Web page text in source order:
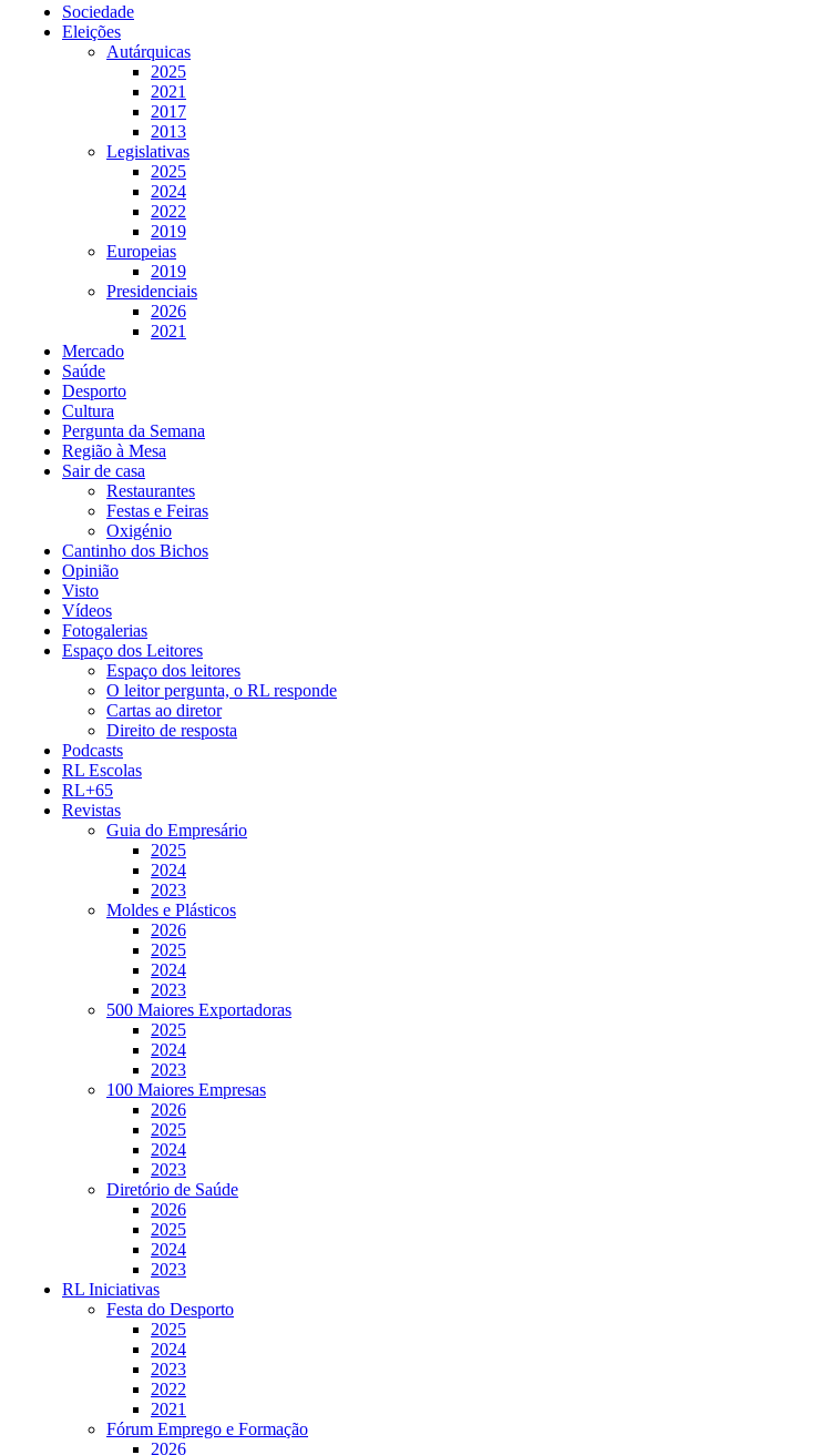
Sociedade
Eleições
Autárquicas
2025
2021
2017
2013
Legislativas
2025
2024
2022
2019
Europeias
2019
Presidenciais
2026
2021
Mercado
Saúde
Desporto
Cultura
Pergunta da Semana
Região à Mesa
Sair de casa
Restaurantes
Festas e Feiras
Oxigénio
Cantinho dos Bichos
Opinião
Visto
Vídeos
Fotogalerias
Espaço dos Leitores
Espaço dos leitores
O leitor pergunta, o RL responde
Cartas ao diretor
Direito de resposta
Podcasts
RL Escolas
RL+65
Revistas
Guia do Empresário
2025
2024
2023
Moldes e Plásticos
2026
2025
2024
2023
500 Maiores Exportadoras
2025
2024
2023
100 Maiores Empresas
2026
2025
2024
2023
Diretório de Saúde
2026
2025
2024
2023
RL Iniciativas
Festa do Desporto
2025
2024
2023
2022
2021
Fórum Emprego e Formação
2026